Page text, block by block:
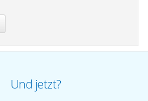
Und jetzt?